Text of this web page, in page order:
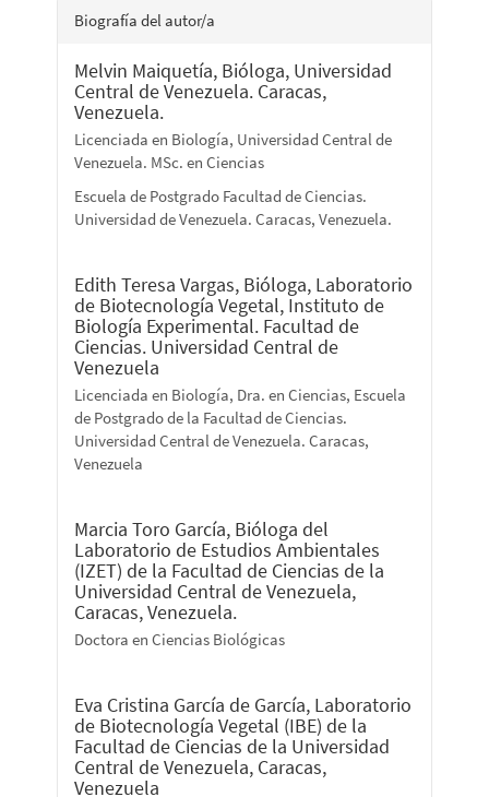
Biografía del autor/a
Melvin Maiquetía, Bióloga, Universidad
Central de Venezuela. Caracas,
Venezuela.
Licenciada en Biología, Universidad Central de
Venezuela. MSc. en Ciencias
Escuela de Postgrado Facultad de Ciencias.
Universidad de Venezuela. Caracas, Venezuela.
Edith Teresa Vargas, Bióloga, Laboratorio
de Biotecnología Vegetal, Instituto de
Biología Experimental. Facultad de
Ciencias. Universidad Central de
Venezuela
Licenciada en Biología, Dra. en Ciencias, Escuela
de Postgrado de la Facultad de Ciencias.
Universidad Central de Venezuela. Caracas,
Venezuela
Marcia Toro García, Bióloga del
Laboratorio de Estudios Ambientales
(IZET) de la Facultad de Ciencias de la
Universidad Central de Venezuela,
Caracas, Venezuela.
Doctora en Ciencias Biológicas
Eva Cristina García de García, Laboratorio
de Biotecnología Vegetal (IBE) de la
Facultad de Ciencias de la Universidad
Central de Venezuela, Caracas,
Venezuela